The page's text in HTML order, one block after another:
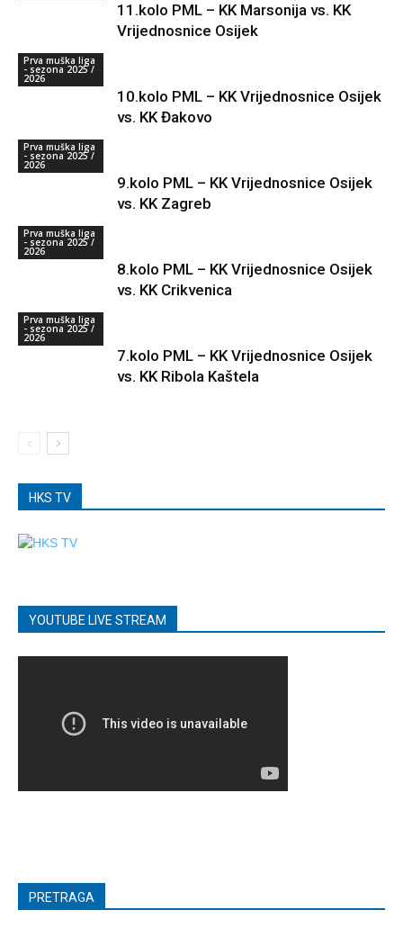
11.kolo PML – KK Marsonija vs. KK
Vrijednosnice Osijek
Prva muška liga
- sezona 2025 /
2026
10.kolo PML – KK Vrijednosnice Osijek
vs. KK Đakovo
Prva muška liga
- sezona 2025 /
2026
9.kolo PML – KK Vrijednosnice Osijek
vs. KK Zagreb
Prva muška liga
- sezona 2025 /
2026
8.kolo PML – KK Vrijednosnice Osijek
vs. KK Crikvenica
Prva muška liga
- sezona 2025 /
2026
7.kolo PML – KK Vrijednosnice Osijek
vs. KK Ribola Kaštela
HKS TV
YOUTUBE LIVE STREAM
PRETRAGA